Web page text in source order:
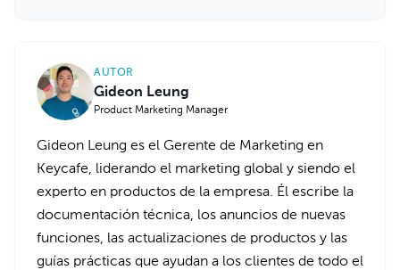
AUTOR
Gideon Leung
Product Marketing Manager
Gideon Leung es el Gerente de Marketing en
Keycafe, liderando el marketing global y siendo el
experto en productos de la empresa. Él escribe la
documentación técnica, los anuncios de nuevas
funciones, las actualizaciones de productos y las
guías prácticas que ayudan a los clientes de todo el